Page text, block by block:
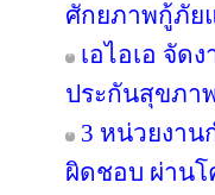
ศักยภาพกู้ภัย
เอไอเอ จัด
ประกันสุขภา
3 หน่วยงา
ผิดชอบ ผ่านโ